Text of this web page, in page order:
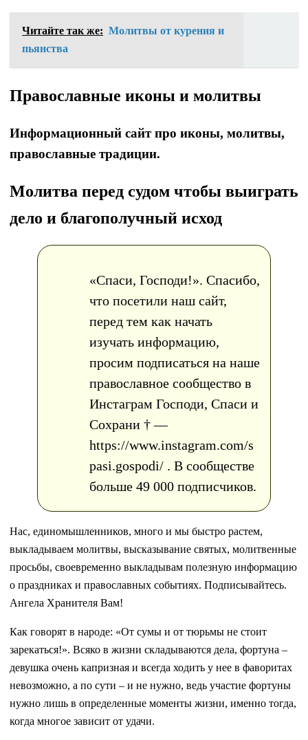
Читайте так же: Молитвы от курения и
пьянства
Православные иконы и молитвы
Информационный сайт про иконы, молитвы,
православные традиции.
Молитва перед судом чтобы выиграть
дело и благополучный исход
«Спаси, Господи!». Спасибо,
что посетили наш сайт,
перед тем как начать
изучать информацию,
просим подписаться на наше
православное сообщество в
Инстаграм Господи, Спаси и
Сохрани † —
https://www.instagram.com/s
pasi.gospodi/ . В сообществе
больше 49 000 подписчиков.
Нас, единомышленников, много и мы быстро растем,
выкладываем молитвы, высказывание святых, молитвенные
просьбы, своевременно выкладывам полезную информацию
о праздниках и православных событиях. Подписывайтесь.
Ангела Хранителя Вам!
Как говорят в народе: «От сумы и от тюрьмы не стоит
зарекаться!». Всяко в жизни складываются дела, фортуна –
девушка очень капризная и всегда ходить у нее в фаворитах
невозможно, а по сути – и не нужно, ведь участие фортуны
нужно лишь в определенные моменты жизни, именно тогда,
когда многое зависит от удачи.